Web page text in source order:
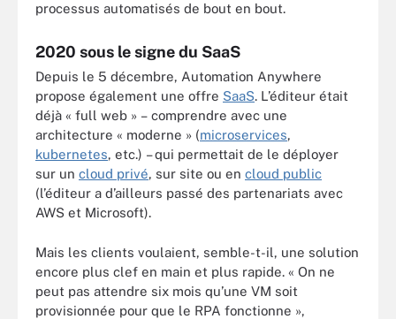
processus automatisés de bout en bout.
2020 sous le signe du SaaS
Depuis le 5 décembre, Automation Anywhere
propose également une offre SaaS. L’éditeur était
déjà « full web » – comprendre avec une
architecture « moderne » (microservices,
kubernetes, etc.) – qui permettait de le déployer
sur un cloud privé, sur site ou en cloud public
(l’éditeur a d’ailleurs passé des partenariats avec
AWS et Microsoft).
Mais les clients voulaient, semble-t-il, une solution
encore plus clef en main et plus rapide. « On ne
peut pas attendre six mois qu’une VM soit
provisionnée pour que le RPA fonctionne »,